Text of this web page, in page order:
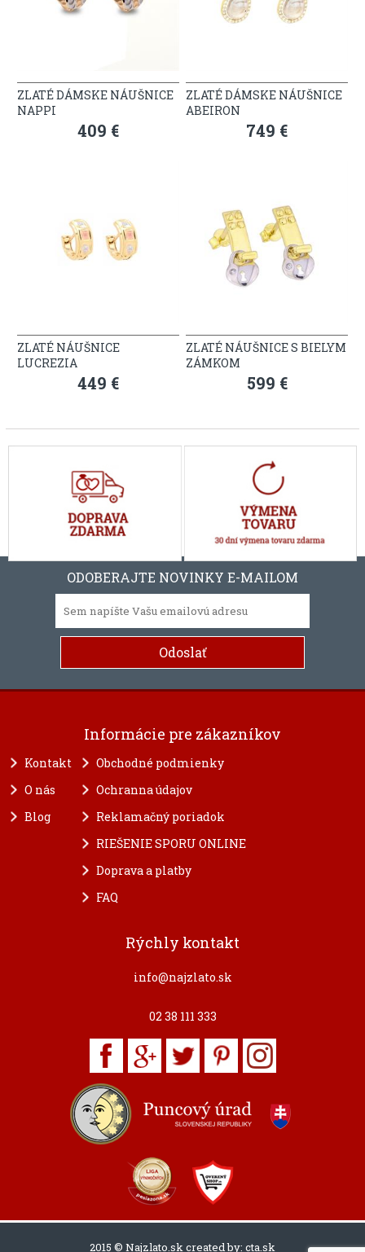
ZLATÉ DÁMSKE NÁUŠNICE
NAPPI
409 €
ZLATÉ DÁMSKE NÁUŠNICE
ABEIRON
749 €
ZLATÉ NÁUŠNICE
LUCREZIA
449 €
ZLATÉ NÁUŠNICE S BIELYM
ZÁMKOM
599 €
ODOBERAJTE NOVINKY E-MAILOM
Informácie pre zákazníkov
Kontakt
O nás
Blog
Obchodné podmienky
Ochranna údajov
Reklamačný poriadok
RIEŠENIE SPORU ONLINE
Doprava a platby
FAQ
Rýchly kontakt
info@najzlato.sk
02 38 111 333
2015 © Najzlato.sk created by: cta.sk